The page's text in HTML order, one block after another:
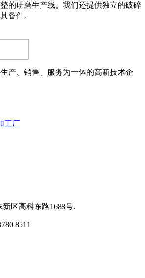
的研磨生产线。我们还提供独立的破碎
备件。
产、销售、服务为一体的高新技术企
工厂
新区高科东路1688号.
8511